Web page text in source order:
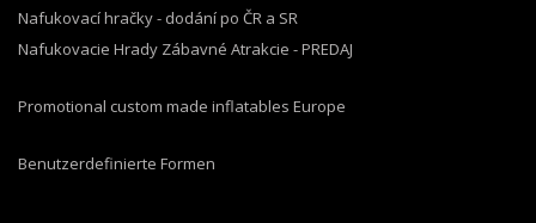
Nafukovací hračky - dodání po ČR a SR
Nafukovacie Hrady Zábavné Atrakcie - PREDAJ
Promotional custom made inflatables Europe
Benutzerdefinierte Formen